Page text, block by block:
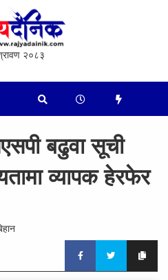
२०८३
बढुवा सूची
व्यापक हेरफेर